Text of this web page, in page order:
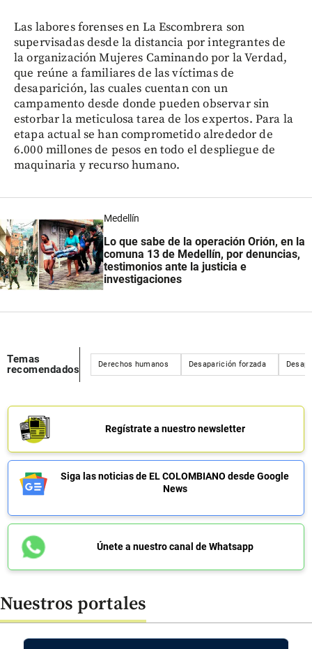
Las labores forenses en La Escombrera son
supervisadas desde la distancia por integrantes de
la organización Mujeres Caminando por la Verdad,
que reúne a familiares de las víctimas de
desaparición, las cuales cuentan con un
campamento desde donde pueden observar sin
estorbar la meticulosa tarea de los expertos. Para la
etapa actual se han comprometido alrededor de
6.000 millones de pesos en todo el despliegue de
maquinaria y recurso humano.
Medellín
Lo que sabe de la operación Orión, en la
comuna 13 de Medellín, por denuncias,
testimonios ante la justicia e
investigaciones
Temas
recomendados
Derechos humanos Desaparición forzada
Regístrate a nuestro newsletter
Siga las noticias de EL COLOMBIANO desde Google
News
Únete a nuestro canal de Whatsapp
Nuestros portales